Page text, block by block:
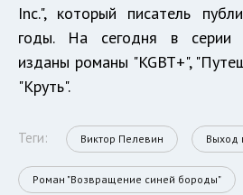
Inc.", который писатель
годы. На сегодня в серии
изданы романы "KGBT+",
"Круть".
Теги: Виктор Пелевин Выход
Роман "Возвращение синей бороды"